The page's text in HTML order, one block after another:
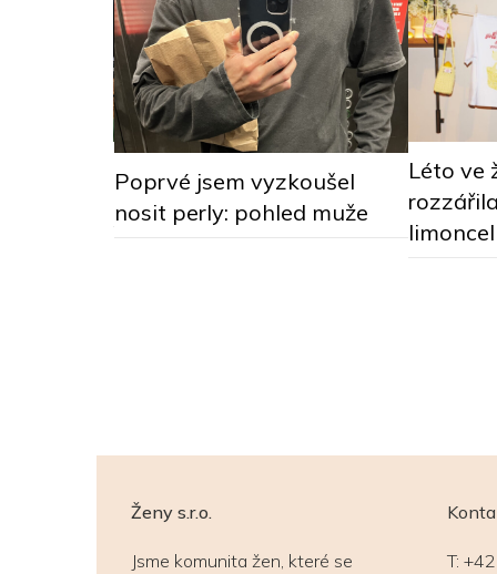
Poprvé jsem vyzkoušel
nosit perly: pohled muže
Léto ve
Ženy s.r.o.
Jsme komunita žen, které se
T: